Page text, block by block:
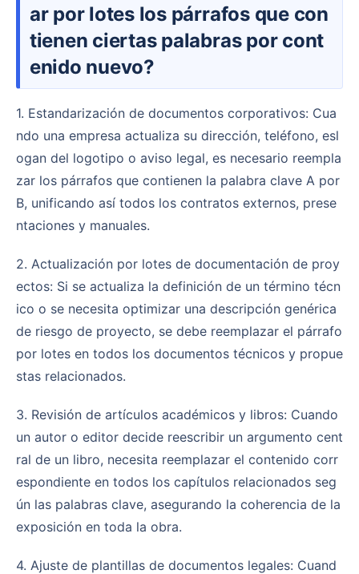
ar por lotes los párrafos que con
tienen ciertas palabras por cont
enido nuevo?
1. Estandarización de documentos corporativos: Cua
ndo una empresa actualiza su dirección, teléfono, esl
ogan del logotipo o aviso legal, es necesario reempla
zar los párrafos que contienen la palabra clave A por
B, unificando así todos los contratos externos, prese
ntaciones y manuales.
2. Actualización por lotes de documentación de proy
ectos: Si se actualiza la definición de un término técn
ico o se necesita optimizar una descripción genérica
de riesgo de proyecto, se debe reemplazar el párrafo
por lotes en todos los documentos técnicos y propue
stas relacionados.
3. Revisión de artículos académicos y libros: Cuando
un autor o editor decide reescribir un argumento cent
ral de un libro, necesita reemplazar el contenido corr
espondiente en todos los capítulos relacionados seg
ún las palabras clave, asegurando la coherencia de la
exposición en toda la obra.
4. Ajuste de plantillas de documentos legales: Cuand